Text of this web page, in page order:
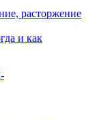
расторжение
и как